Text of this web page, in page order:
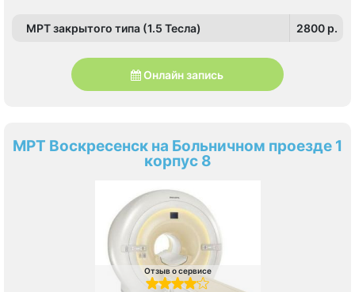
МРТ закрытого типа (1.5 Тесла) 2800 p.
Онлайн запись
МРТ Воскресенск на Больничном проезде 1
корпус 8
Отзыв о сервисе